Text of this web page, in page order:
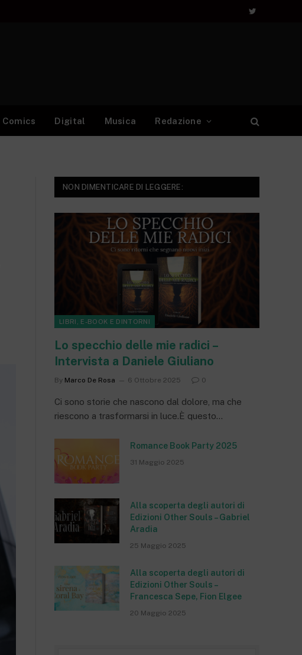
Twitter
Comics Digital Musica Redazione
NON DIMENTICARE DI LEGGERE:
LIBRI, E-BOOK E DINTORNI
Lo specchio delle mie radici –
Intervista a Daniele Giuliano
By Marco De Rosa 6 Ottobre 2025 0
Ci sono storie che nascono dal dolore, ma che
riescono a trasformarsi in luce.È questo…
Romance Book Party 2025
31 Maggio 2025
Alla scoperta degli autori di
Edizioni Other Souls – Gabriel
Aradia
25 Maggio 2025
Alla scoperta degli autori di
Edizioni Other Souls –
Francesca Sepe, Fion Elgee
20 Maggio 2025